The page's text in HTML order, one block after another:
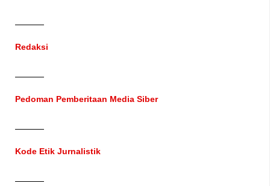
Redaksi
Pedoman Pemberitaan Media Siber
Kode Etik Jurnalistik